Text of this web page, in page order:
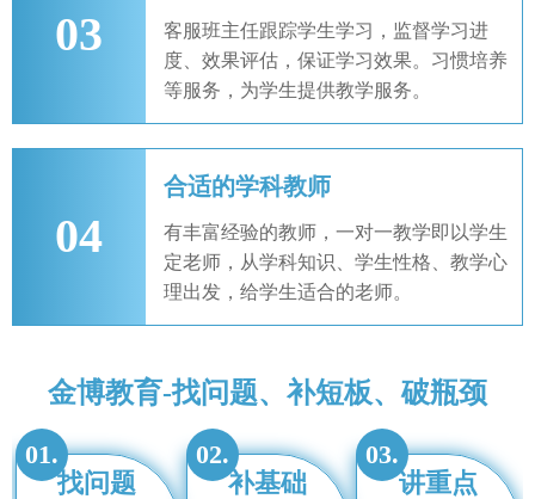
03
客服班主任跟踪学生学习，监督学习进
度、效果评估，保证学习效果。习惯培养
等服务，为学生提供教学服务。
04
合适的学科教师
有丰富经验的教师，一对一教学即以学生
定老师，从学科知识、学生性格、教学心
理出发，给学生适合的老师。
金博教育-找问题、补短板、破瓶颈
01.
找问题
02.
补基础
03.
讲重点